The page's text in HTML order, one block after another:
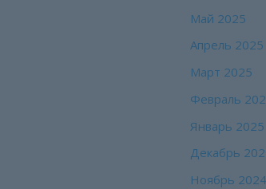
Май 2025
Апрель 2025
Март 2025
Февраль
Январь 2025
Декабрь
Ноябрь 2024